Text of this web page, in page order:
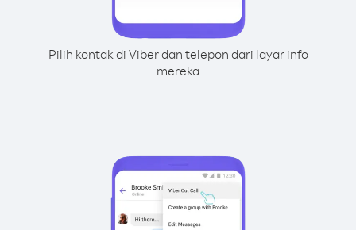
Pilih kontak di Viber dan telepon dari layar info
mereka